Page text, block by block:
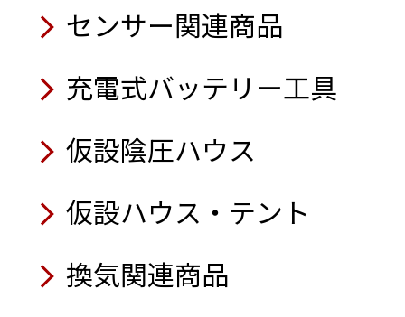
業務用かき氷機
遠隔計測監視システム み
6月
電線・架線 超音波検知セ
穴あきコーン
ラジコン式地拵機
深あおりダンプ3.0t高床
ラジコン草刈機 神刈
パイプクローラー A-150S
パイプカメラ HS3040
バイオディーゼル燃料専
ハイブリッド発電機
カセットガス式インバー
6月
移動式エアコン（スーパ
充電式バッテリー工具 フ
サイレントパイラー®
6月
高温仕様水中ポンプ
5月
太陽光パネル搭載オフグ
非常用電源切替盤
発電機自動運転盤
7月
上向き作業用腕部補助型
熱中症予防表示器
体表面温度測定器
簡易養生テント（すぽっ
USB充電アダプター
空気清浄機 フィルタータ
8月
散水車 洗浄機搭載型
7月
コードレス式バイブレー
センサー関連商品
充電式バッテリー工具
仮設陰圧ハウス
仮設ハウス・テント
換気関連商品